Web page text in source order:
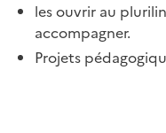
les ouvrir au
accompagner.
Projets